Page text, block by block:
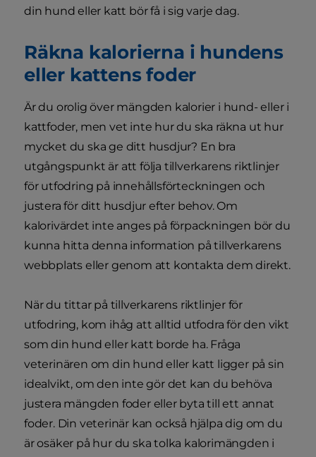
din hund eller katt bör få i sig varje dag.
Räkna kalorierna i hundens
eller kattens foder
Är du orolig över mängden kalorier i hund- eller i
kattfoder, men vet inte hur du ska räkna ut hur
mycket du ska ge ditt husdjur? En bra
utgångspunkt är att följa tillverkarens riktlinjer
för utfodring på innehållsförteckningen och
justera för ditt husdjur efter behov. Om
kalorivärdet inte anges på förpackningen bör du
kunna hitta denna information på tillverkarens
webbplats eller genom att kontakta dem direkt.
När du tittar på tillverkarens riktlinjer för
utfodring, kom ihåg att alltid utfodra för den vikt
som din hund eller katt borde ha. Fråga
veterinären om din hund eller katt ligger på sin
idealvikt, om den inte gör det kan du behöva
justera mängden foder eller byta till ett annat
foder. Din veterinär kan också hjälpa dig om du
är osäker på hur du ska tolka kalorimängden i